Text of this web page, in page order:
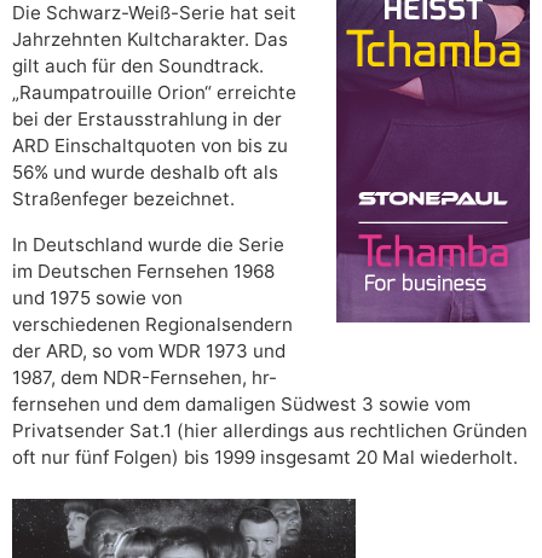
Die Schwarz-Weiß-Serie hat seit
Jahrzehnten Kultcharakter. Das
gilt auch für den Soundtrack.
„Raumpatrouille Orion“ erreichte
bei der Erstausstrahlung in der
ARD Einschaltquoten von bis zu
56% und wurde deshalb oft als
Straßenfeger bezeichnet.
In Deutschland wurde die Serie
im Deutschen Fernsehen 1968
und 1975 sowie von
verschiedenen Regionalsendern
der ARD, so vom WDR 1973 und
1987, dem NDR-Fernsehen, hr-
fernsehen und dem damaligen Südwest 3 sowie vom
Privatsender Sat.1 (hier allerdings aus rechtlichen Gründen
oft nur fünf Folgen) bis 1999 insgesamt 20 Mal wiederholt.